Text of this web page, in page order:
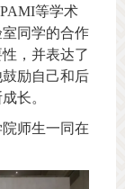
等学术
同学的合作
，并表达了
励自己和后
长。
师生一同在